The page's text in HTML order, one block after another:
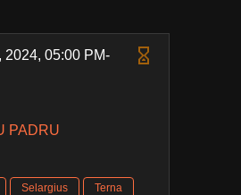
2024, 05:00 PM-
PADRU
Selargius
Terna